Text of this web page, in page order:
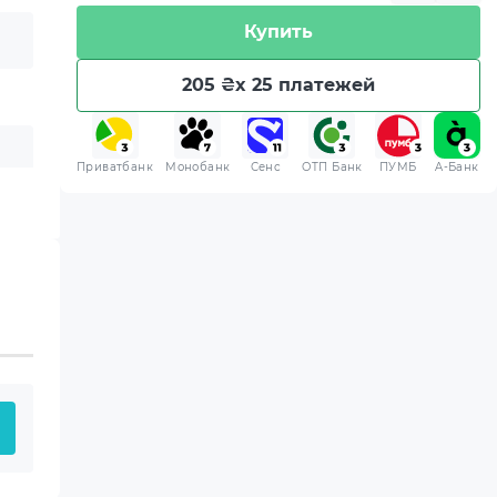
Купить
205 ₴x 25 платежей
Приватбанк Монобанк Сенс ОТП Банк ПУМБ A-Банк